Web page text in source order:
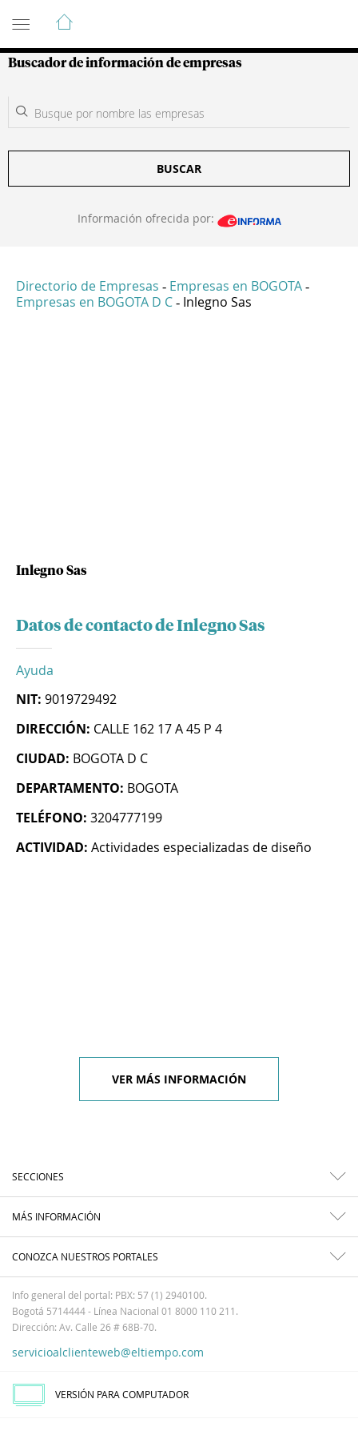
Guía de Empresas Colombianas
Buscador de información de empresas
BUSCAR
Información ofrecida por:
Directorio de Empresas - Empresas en BOGOTA -
Empresas en BOGOTA D C - Inlegno Sas
Inlegno Sas
Datos de contacto de Inlegno Sas
Ayuda
NIT: 9019729492
DIRECCIÓN: CALLE 162 17 A 45 P 4
CIUDAD: BOGOTA D C
DEPARTAMENTO: BOGOTA
TELÉFONO: 3204777199
ACTIVIDAD: Actividades especializadas de diseño
VER MÁS INFORMACIÓN
SECCIONES
MÁS INFORMACIÓN
CONOZCA NUESTROS PORTALES
Info general del portal: PBX: 57 (1) 2940100.
Bogotá 5714444 - Línea Nacional 01 8000 110 211.
Dirección: Av. Calle 26 # 68B-70.
servicioalclienteweb@eltiempo.com
VERSIÓN PARA COMPUTADOR